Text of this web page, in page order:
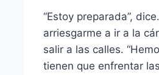
“Estoy preparada”,
arriesgarme a ir a la
salir a las calles.
tienen que enfrentar